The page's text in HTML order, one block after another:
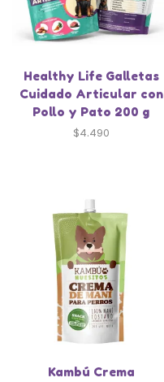
Healthy Life Galletas
Cuidado Articular con
Pollo y Pato 200 g
$4.490
Kambú Crema